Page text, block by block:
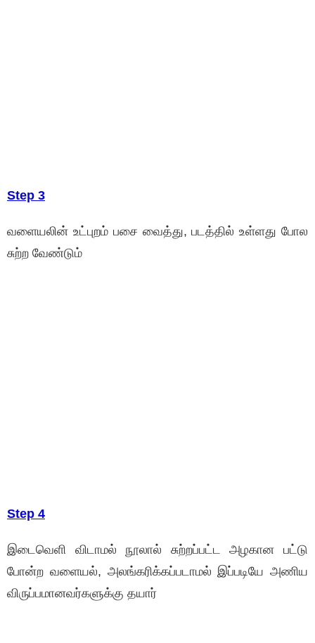
Step 3
வளையலின் உட்புறம் பசை வைத்து, படத்தில் உள்ளது போல
சுற்ற வேண்டும்
Step 4
இடைவெளி விடாமல் நூலால் சுற்றப்பட்ட அழகான பட்டு
போன்ற வளையல், அலங்கரிக்கப்படாமல் இப்படியே அணிய
விருப்பமானவர்களுக்கு தயார்